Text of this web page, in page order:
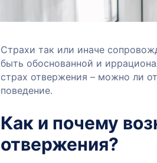
Страхи так или иначе
быть обоснованной и
страх отвержения – можно ли
поведение.
Как и почему
отвержения?